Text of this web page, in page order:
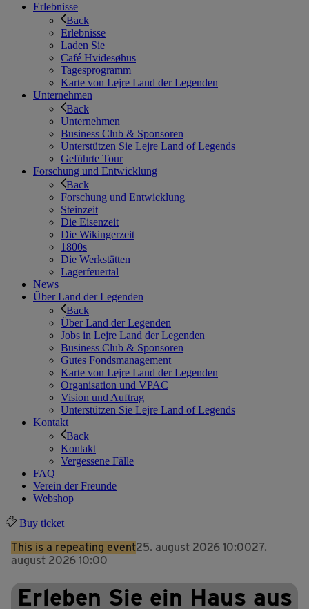
Erlebnisse
Back
Erlebnisse
Laden Sie
Café Hvidesøhus
Tagesprogramm
Karte von Lejre Land der Legenden
Unternehmen
Back
Unternehmen
Business Club & Sponsoren
Unterstützen Sie Lejre Land of Legends
Geführte Tour
Forschung und Entwicklung
Back
Forschung und Entwicklung
Steinzeit
Die Eisenzeit
Die Wikingerzeit
1800s
Die Werkstätten
Lagerfeuertal
News
Über Land der Legenden
Back
Über Land der Legenden
Jobs in Lejre Land der Legenden
Business Club & Sponsoren
Gutes Fondsmanagement
Karte von Lejre Land der Legenden
Organisation und VPAC
Vision und Auftrag
Unterstützen Sie Lejre Land of Legends
Kontakt
Back
Kontakt
Vergessene Fälle
FAQ
Verein der Freunde
Webshop
Buy ticket
This is a repeating event25. august 2026 10:0027.
august 2026 10:00
Erleben Sie ein Haus aus